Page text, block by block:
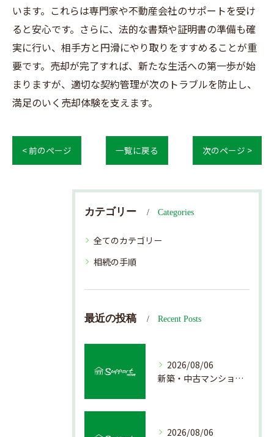
います。これらは専門家や不動産会社のサポートを受け
ると安心です。さらに、法的な書類や証明書の準備も確
実に行い、相手方と円滑にやり取りをすすめることが重
要です。売却が完了すれば、新たな生活への第一歩が始
まりますが、適切な契約管理が次のトラブルを防止し、
満足のいく売却体験を支えます。
< 前のページ 一覧に戻る 次のページ >
カテゴリー Categories
全てのカテゴリー
相続の手順
最近の投稿 Recent Posts
2026/08/06
新築・中古マンション売却の価値を見極める査定方法
2026/08/06